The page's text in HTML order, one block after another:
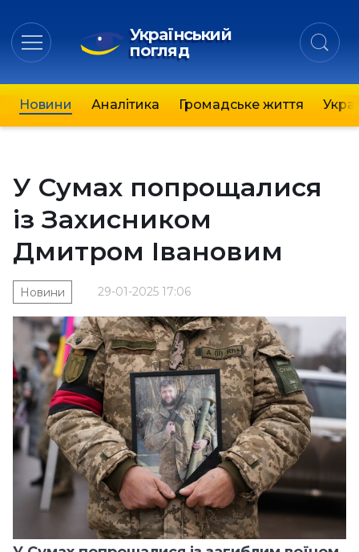
Український
погляд
Новини Аналітика Громадське життя
У Сумах попрощалися
із Захисником
Дмитром Івановим
29-01-2025 17:06
Новини